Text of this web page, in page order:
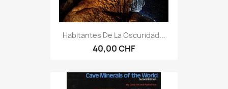
Habitantes De La Oscuridad...
40,00 CHF